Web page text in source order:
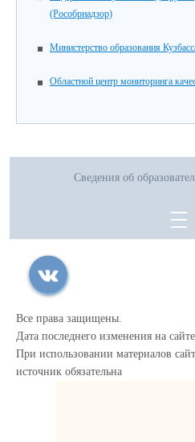
(Рособрнадзор)
Министерство образования
Областной центр мониторинга
Сведения об
Все права защищены.
Дата последнего изменения на
При использовании материалов
источник обязательна